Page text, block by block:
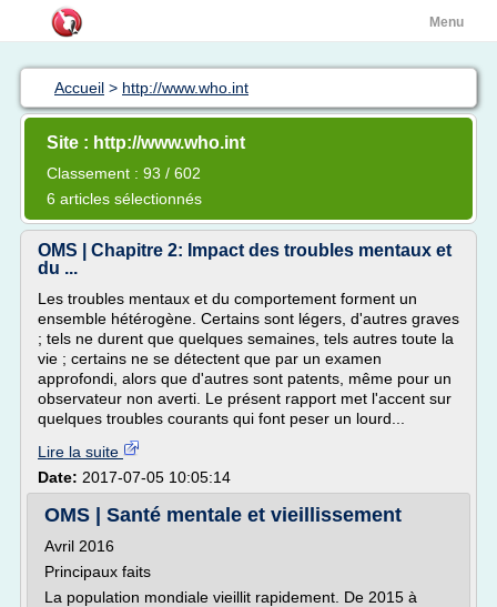
Menu
Accueil > http://www.who.int
Site : http://www.who.int
Classement : 93 / 602
6 articles sélectionnés
OMS | Chapitre 2: Impact des troubles mentaux et
du ...
Les troubles mentaux et du comportement forment un
ensemble hétérogène. Certains sont légers, d'autres graves
; tels ne durent que quelques semaines, tels autres toute la
vie ; certains ne se détectent que par un examen
approfondi, alors que d'autres sont patents, même pour un
observateur non averti. Le présent rapport met l'accent sur
quelques troubles courants qui font peser un lourd...
Lire la suite
Date: 2017-07-05 10:05:14
OMS | Santé mentale et vieillissement
Avril 2016
Principaux faits
La population mondiale vieillit rapidement. De 2015 à